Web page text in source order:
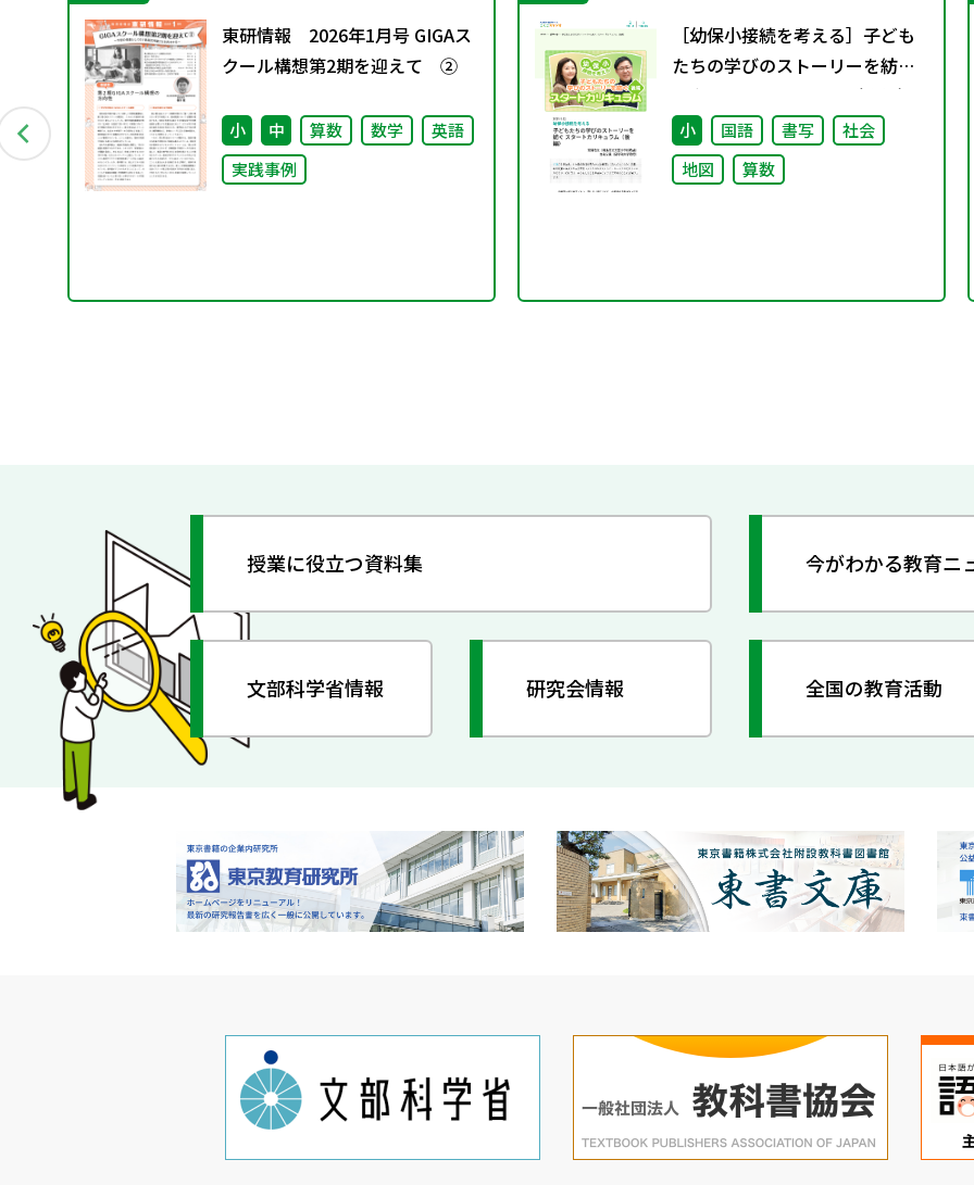
東研情報 2026年1月号 GIGAス
クール構想第2期を迎えて ②
小 中 算数 数学
英語
実践事例
［幼保小接続を考える］子ども
たちの学びのストーリーを紡ぐ
スタートカリキュラム（後編）
小 国語 書写
社会
地図
算数
授業に役立つ資料集 今がわかる教育ニ
文部科学省情報 研究会情報 全国の教育活動